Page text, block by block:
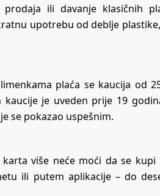
ili davanje klasičnih
upotrebu od deblje
plaća se kaucija od
je uveden prije 19
se pokazao uspešnim.
više neće moći da se
ili putem aplikacije – do